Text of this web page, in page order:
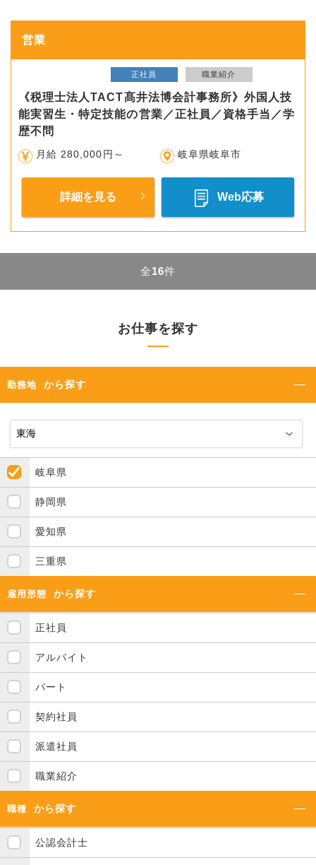
営業
正社員 職業紹介
《税理士法人TACT髙井法博会計事務所》外国人技
能実習生・特定技能の営業／正社員／資格手当／学
歴不問
月給 280,000円～ 岐阜県岐阜市
詳細を見る Web応募
全16件
お仕事を探す
勤務地 から探す
岐阜県
静岡県
愛知県
三重県
雇用形態 から探す
正社員
アルバイト
パート
契約社員
派遣社員
職業紹介
職種 から探す
公認会計士